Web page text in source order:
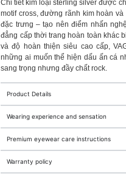
Chi tiết kim loại sterling silver được
motif cross, đường rãnh kim hoàn
đặc trưng – tạo nên điểm nhấn
đẳng cấp thời trang hoàn toàn khác
và độ hoàn thiện siêu cao cấp,
những ai muốn thể hiện dấu ấn cá
sang trọng nhưng đầy chất rock.
Product Details
Wearing experience and sensation
Premium eyewear care instructions
Warranty policy